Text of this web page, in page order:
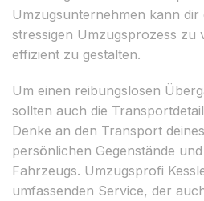
Umzugsunternehmen kann dir
stressigen Umzugsprozess zu
effizient zu gestalten.
Um einen reibungslosen
sollten auch die
Denke an den Transport
persönlichen Gegenstände
Fahrzeugs. Umzugsprofi
umfassenden Service, der